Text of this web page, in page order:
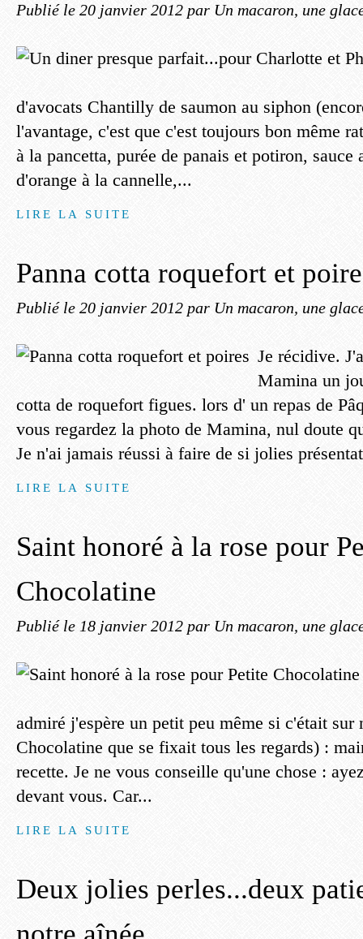
Publié le 20 janvier 2012 par Un macaron, une
d'avocats Chantilly de saumon au siphon
l'avantage, c'est que c'est toujours bon même
à la pancetta, purée de panais et potiron, sauce
d'orange à la cannelle,...
LIRE LA SUITE
Panna cotta roquefort et
Publié le 20 janvier 2012 par Un macaron, une
Je récidive.
Mamina un
cotta de roquefort figues. lors d' un repas de
vous regardez la photo de Mamina, nul doute
Je n'ai jamais réussi à faire de si jolies
LIRE LA SUITE
Saint honoré à la rose pour
Chocolatine
Publié le 18 janvier 2012 par Un macaron, une
admiré j'espère un petit peu même si c'était sur
Chocolatine que se fixait tous les regards) :
recette. Je ne vous conseille qu'une chose :
devant vous. Car...
LIRE LA SUITE
Deux jolies perles...deux